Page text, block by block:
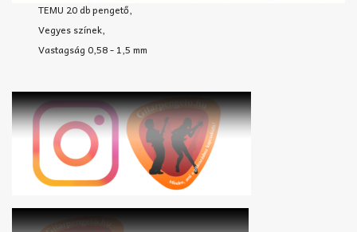
TEMU 20 db pengető,
Vegyes színek,
Vastagság 0,58 - 1,5 mm